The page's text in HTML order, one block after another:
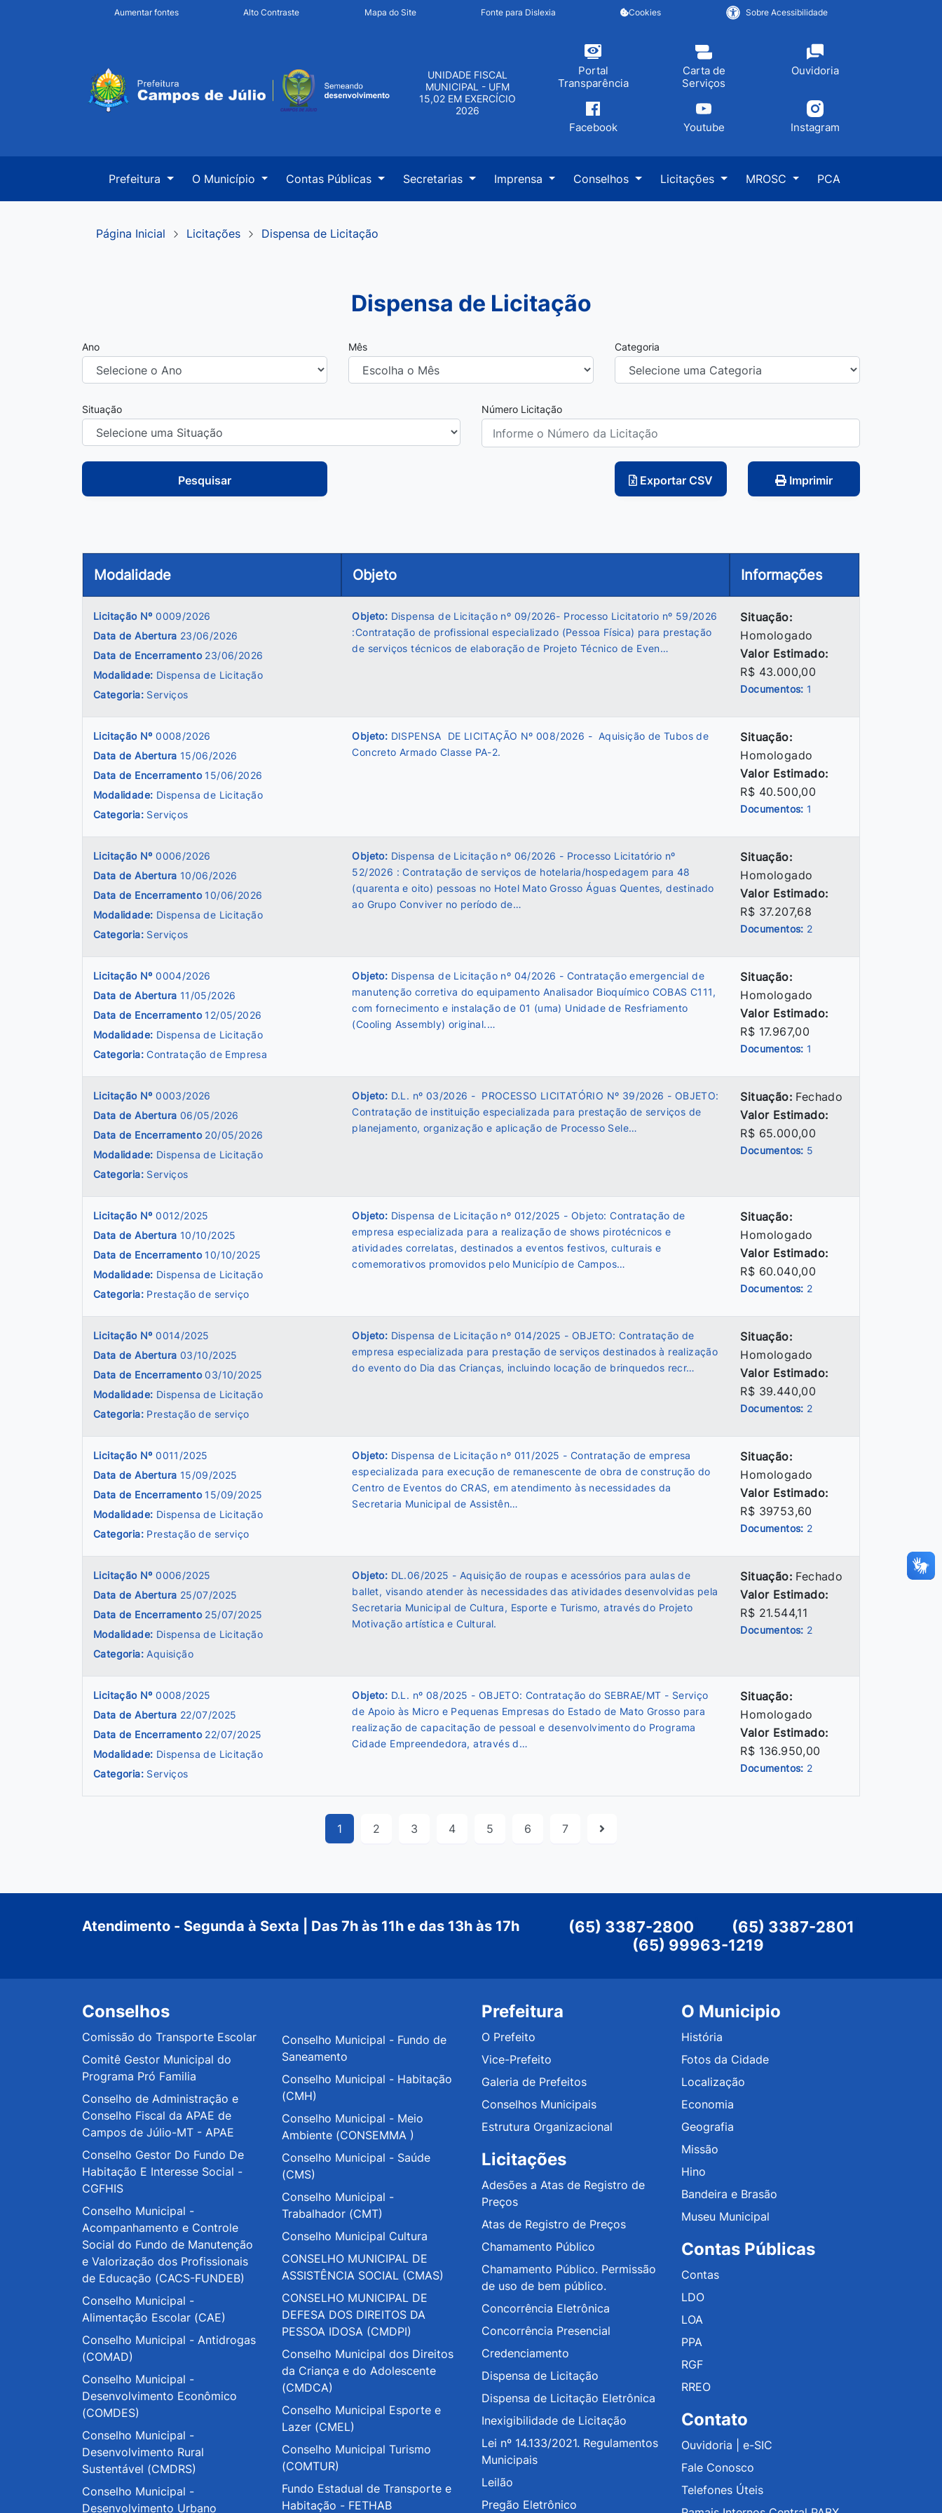
Seção de atalhos e links de acessibilidade
Ir para o conteúdo [alt+1]
Ir para o rodapé [alt+4]
Aumentar fontes Alto Contraste Mapa do Site Fonte para Dislexia Cookies Sobre Acessibilidade
UNIDADE FISCAL
MUNICIPAL - UFM
15,02 EM EXERCÍCIO
2026
Portal
Transparência
Carta de
Serviços
Ouvidoria
Facebook Youtube Instagram
Prefeitura O Município Contas Públicas Secretarias Imprensa Conselhos Licitações MROSC PCA
Página Inicial Licitações Dispensa de Licitação
Dispensa de Licitação
Ano Mês Categoria
Situação Número Licitação
Pesquisar Exportar CSV Imprimir
Modalidade Objeto Informações
Licitação Nº0009/2026
Data de Abertura 23/06/2026
Data de Encerramento 23/06/2026
Modalidade: Dispensa de Licitação
Categoria: Serviços
Objeto: Dispensa de Licitação nº 09/2026- Processo Licitatorio nº 59/2026
:Contratação de profissional especializado (Pessoa Física) para prestação
de serviços técnicos de elaboração de Projeto Técnico de Even…
Situação:
Homologado
Valor Estimado:
R$ 43.000,00
Documentos: 1
Licitação Nº0008/2026
Data de Abertura 15/06/2026
Data de Encerramento 15/06/2026
Modalidade: Dispensa de Licitação
Categoria: Serviços
Objeto: DISPENSA DE LICITAÇÃO Nº 008/2026 - Aquisição de Tubos de
Concreto Armado Classe PA-2.
Situação:
Homologado
Valor Estimado:
R$ 40.500,00
Documentos: 1
Licitação Nº0006/2026
Data de Abertura 10/06/2026
Data de Encerramento 10/06/2026
Modalidade: Dispensa de Licitação
Categoria: Serviços
Objeto: Dispensa de Licitação nº 06/2026 - Processo Licitatório nº
52/2026 : Contratação de serviços de hotelaria/hospedagem para 48
(quarenta e oito) pessoas no Hotel Mato Grosso Águas Quentes, destinado
ao Grupo Conviver no período de…
Situação:
Homologado
Valor Estimado:
R$ 37.207,68
Documentos: 2
Licitação Nº0004/2026
Data de Abertura 11/05/2026
Data de Encerramento 12/05/2026
Modalidade: Dispensa de Licitação
Categoria:Contratação de Empresa
Objeto: Dispensa de Licitação nº 04/2026 - Contratação emergencial de
manutenção corretiva do equipamento Analisador Bioquímico COBAS C111,
com fornecimento e instalação de 01 (uma) Unidade de Resfriamento
(Cooling Assembly) original.…
Situação:
Homologado
Valor Estimado:
R$ 17.967,00
Documentos: 1
Licitação Nº0003/2026
Data de Abertura 06/05/2026
Data de Encerramento 20/05/2026
Modalidade: Dispensa de Licitação
Categoria: Serviços
Objeto: D.L. nº 03/2026 - PROCESSO LICITATÓRIO Nº 39/2026 - OBJETO:
Contratação de instituição especializada para prestação de serviços de
planejamento, organização e aplicação de Processo Sele…
Situação: Fechado
Valor Estimado:
R$ 65.000,00
Documentos: 5
Licitação Nº0012/2025
Data de Abertura 10/10/2025
Data de Encerramento 10/10/2025
Modalidade: Dispensa de Licitação
Categoria: Prestação de serviço
Objeto: Dispensa de Licitação nº 012/2025 - Objeto: Contratação de
empresa especializada para a realização de shows pirotécnicos e
atividades correlatas, destinados a eventos festivos, culturais e
comemorativos promovidos pelo Município de Campos…
Situação:
Homologado
Valor Estimado:
R$ 60.040,00
Documentos: 2
Licitação Nº0014/2025
Data de Abertura 03/10/2025
Data de Encerramento03/10/2025
Modalidade: Dispensa de Licitação
Categoria: Prestação de serviço
Objeto: Dispensa de Licitação nº 014/2025 - OBJETO: Contratação de
empresa especializada para prestação de serviços destinados à realização
do evento do Dia das Crianças, incluindo locação de brinquedos recr…
Situação:
Homologado
Valor Estimado:
R$ 39.440,00
Documentos: 2
Licitação Nº0011/2025
Data de Abertura 15/09/2025
Data de Encerramento 15/09/2025
Modalidade: Dispensa de Licitação
Categoria: Prestação de serviço
Objeto: Dispensa de Licitação nº 011/2025 - Contratação de empresa
especializada para execução de remanescente de obra de construção do
Centro de Eventos do CRAS, em atendimento às necessidades da
Secretaria Municipal de Assistên…
Situação:
Homologado
Valor Estimado:
R$ 39753,60
Documentos: 2
Licitação Nº0006/2025
Data de Abertura 25/07/2025
Data de Encerramento 25/07/2025
Modalidade: Dispensa de Licitação
Categoria: Aquisição
Objeto: DL.06/2025 - Aquisição de roupas e acessórios para aulas de
ballet, visando atender às necessidades das atividades desenvolvidas pela
Secretaria Municipal de Cultura, Esporte e Turismo, através do Projeto
Motivação artística e Cultural.
Situação: Fechado
Valor Estimado:
R$ 21.544,11
Documentos: 2
Licitação Nº0008/2025
Data de Abertura 22/07/2025
Data de Encerramento 22/07/2025
Modalidade: Dispensa de Licitação
Categoria: Serviços
Objeto: D.L. nº 08/2025 - OBJETO: Contratação do SEBRAE/MT - Serviço
de Apoio às Micro e Pequenas Empresas do Estado de Mato Grosso para
realização de capacitação de pessoal e desenvolvimento do Programa
Cidade Empreendedora, através d…
Situação:
Homologado
Valor Estimado:
R$ 136.950,00
Documentos: 2
1 2 3 4 5 6 7
Atendimento - Segunda à Sexta | Das 7h às 11h e das 13h às 17h (65) 3387-2800 (65) 3387-2801
(65) 99963-1219
Conselhos
Comissão do Transporte Escolar
Comitê Gestor Municipal do
Programa Pró Familia
Conselho de Administração e
Conselho Fiscal da APAE de
Campos de Júlio-MT - APAE
Conselho Gestor Do Fundo De
Habitação E Interesse Social -
CGFHIS
Conselho Municipal -
Acompanhamento e Controle
Social do Fundo de Manutenção
e Valorização dos Profissionais
de Educação (CACS-FUNDEB)
Conselho Municipal -
Alimentação Escolar (CAE)
Conselho Municipal - Antidrogas
(COMAD)
Conselho Municipal -
Desenvolvimento Econômico
(COMDES)
Conselho Municipal -
Desenvolvimento Rural
Sustentável (CMDRS)
Conselho Municipal -
Desenvolvimento Urbano
Conselho Municipal - Fundo de
Saneamento
Conselho Municipal - Habitação
(CMH)
Conselho Municipal - Meio
Ambiente (CONSEMMA )
Conselho Municipal - Saúde
(CMS)
Conselho Municipal -
Trabalhador (CMT)
Conselho Municipal Cultura
CONSELHO MUNICIPAL DE
ASSISTÊNCIA SOCIAL (CMAS)
CONSELHO MUNICIPAL DE
DEFESA DOS DIREITOS DA
PESSOA IDOSA (CMDPI)
Conselho Municipal dos Direitos
da Criança e do Adolescente
(CMDCA)
Conselho Municipal Esporte e
Lazer (CMEL)
Conselho Municipal Turismo
(COMTUR)
Fundo Estadual de Transporte e
Habitação - FETHAB
Prefeitura
O Prefeito
Vice-Prefeito
Galeria de Prefeitos
Conselhos Municipais
Estrutura Organizacional
Licitações
Adesões a Atas de Registro de
Preços
Atas de Registro de Preços
Chamamento Público
Chamamento Público. Permissão
de uso de bem público.
Concorrência Eletrônica
Concorrência Presencial
Credenciamento
Dispensa de Licitação
Dispensa de Licitação Eletrônica
Inexigibilidade de Licitação
Lei nº 14.133/2021. Regulamentos
Municipais
Leilão
Pregão Eletrônico
O Municipio
História
Fotos da Cidade
Localização
Economia
Geografia
Missão
Hino
Bandeira e Brasão
Museu Municipal
Contas Públicas
Contas
LDO
LOA
PPA
RGF
RREO
Contato
Ouvidoria | e-SIC
Fale Conosco
Telefones Úteis